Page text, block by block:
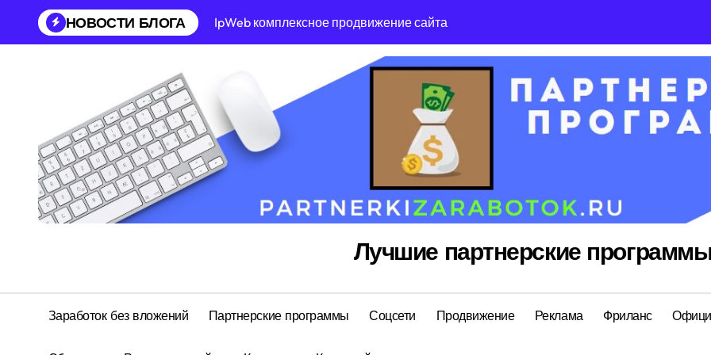
Перейти
содержанию
НОВОСТИ БЛОГА IpWeb комплексное продвижение сайта Reg Ru топ
Лучшие партнерские
Заработок без вложений Партнерские программы Соцсети Продвижение Реклама Фриланс